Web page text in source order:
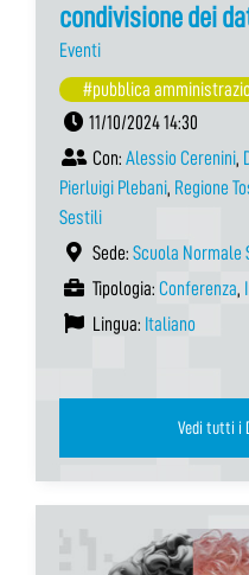
condivisione dei
Eventi
#pubblica
11/10/2024 14:30
Con: Alessio Cerenini,
Pierluigi Plebani, Regione
Sestili
Sede: Scuola Normale
Tipologia: Conferenza,
Lingua: Italiano
Vedi tutti i